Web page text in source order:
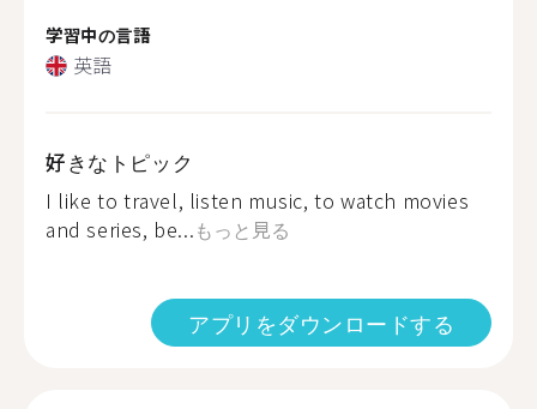
学習中の言語
英語
好きなトピック
I like to travel, listen music, to watch movies
and series, be...もっと見る
アプリをダウンロードする